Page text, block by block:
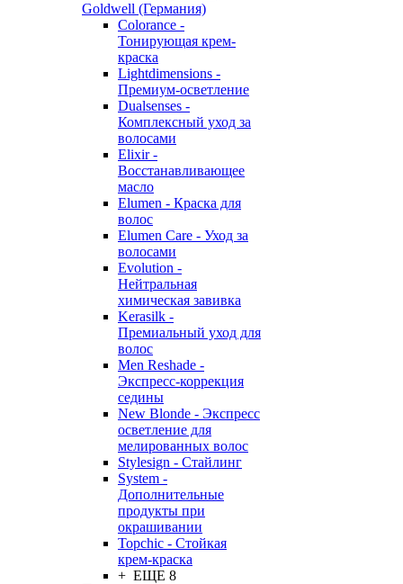
Goldwell (Германия)
Colorance -
Тонирующая крем-
краска
Lightdimensions -
Премиум-осветление
Dualsenses -
Комплексный уход за
волосами
Elixir -
Восстанавливающее
масло
Elumen - Краска для
волос
Elumen Care - Уход за
волосами
Evolution -
Нейтральная
химическая завивка
Kerasilk -
Премиальный уход для
волос
Men Reshade -
Экспресс-коррекция
седины
New Blonde - Экспресс
осветление для
мелированных волос
Stylesign - Стайлинг
System -
Дополнительные
продукты при
окрашивании
Topchic - Стойкая
крем-краска
+ ЕЩЕ 8